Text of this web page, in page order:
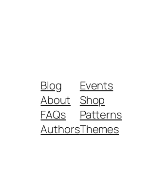
Blog
About
FAQs
Authors
Events
Shop
Patterns
Themes